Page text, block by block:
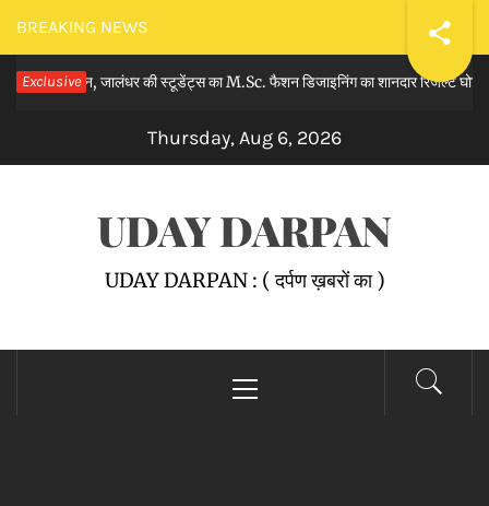
Skip
to
content
BREAKING NEWS
Exclusive
जालंधर की स्टूडेंट्स का M.Sc. फैशन डिजाइनिंग का शानदार रिजल्ट घोषित किया।
Thursday, Aug 6, 2026
UDAY DARPAN
UDAY DARPAN : ( दर्पण ख़बरों का )
Menu